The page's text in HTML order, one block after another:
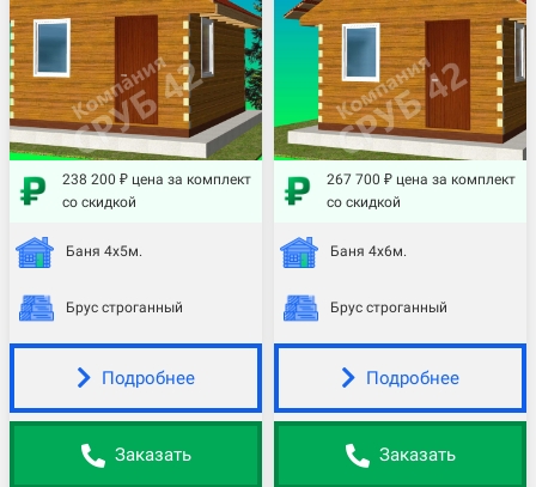
238 200 ₽ цена за комплект
со скидкой
Баня 4х5м.
Брус строганный
Подробнее
Заказать
267 700 ₽ цена за комплект
со скидкой
Баня 4х6м.
Брус строганный
Подробнее
Заказать